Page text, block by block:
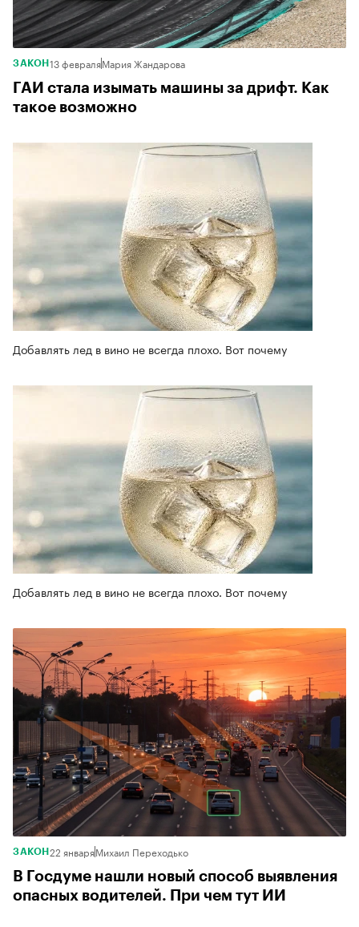
ЗАКОН 13 февраляМария Жандарова
ГАИ стала изымать машины за дрифт. Как
такое возможно
Добавлять лед в вино не всегда плохо. Вот почему
Добавлять лед в вино не всегда плохо. Вот почему
ЗАКОН 22 январяМихаил Переходько
В Госдуме нашли новый способ выявления
опасных водителей. При чем тут ИИ